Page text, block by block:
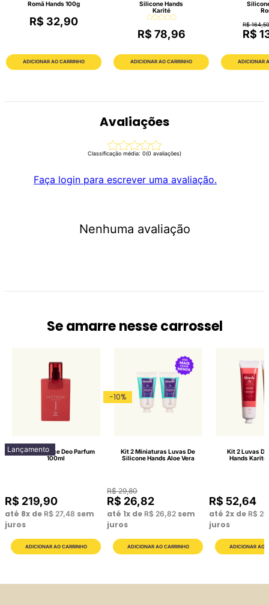
Romã Hands 100g
R$ 32,90
ADICIONAR AO CARRINHO
Silicone Hands
Karité
R$ 78,96
ADICIONAR AO CARRINHO
R$ 164,50
R$
ADICIONAR
Avaliações
Classificação média: 0(0 avaliações)
Faça login para escrever uma avaliação.
Nenhuma avaliação
Se amarre nesse carrossel
Lançamento
Lattitude Race Deo Parfum
100ml
R$ 219,90
até 8x de R$ 27,48 sem
juros
-10%
Kit 2 Miniaturas Luvas De
Silicone Hands Aloe Vera
R$ 29,80
R$ 26,82
até 1x de R$ 26,82 sem
juros
Kit 2 Luvas
Hands Karité
R$ 52,64
até 2x de R$ 26
juros